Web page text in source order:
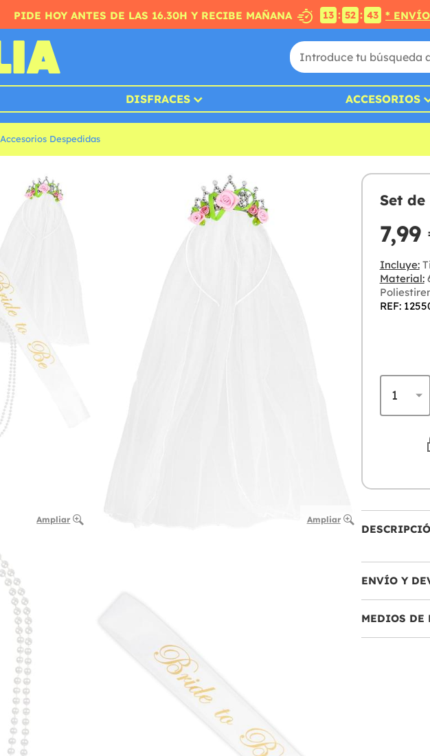
PIDE HOY ANTES DE LAS 16.30H Y RECIBE MAÑANA 13 : 52 : 42 *
DISFRACES ACCESORIOS
Accesorios Despedidas
Ampliar Ampliar
Set
7,99
Incluye:
Material:
REF:
ENVÍO Y
MEDIOS DE